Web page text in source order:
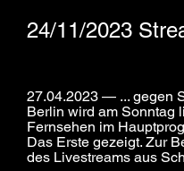
24/11/2023
27.04.2023 — ... gegen
Berlin wird am Sonntag
Fernsehen im
Das Erste gezeigt. Zur
des Livestreams aus